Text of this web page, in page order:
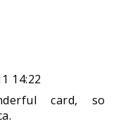
14:22
card, so